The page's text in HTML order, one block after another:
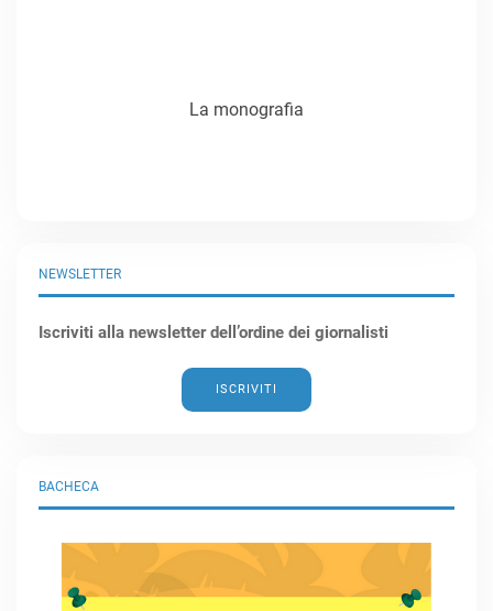
BACHECA
NEWSLETTER
Iscriviti alla newsletter dell’ordine dei giornalisti
ISCRIVITI
La monografia